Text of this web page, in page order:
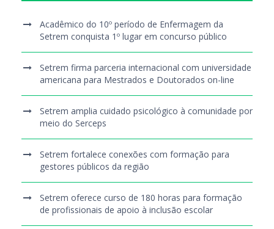
Acadêmico do 10º período de Enfermagem da
Setrem conquista 1º lugar em concurso público
Setrem firma parceria internacional com universidade
americana para Mestrados e Doutorados on-line
Setrem amplia cuidado psicológico à comunidade por
meio do Serceps
Setrem fortalece conexões com formação para
gestores públicos da região
Setrem oferece curso de 180 horas para formação
de profissionais de apoio à inclusão escolar